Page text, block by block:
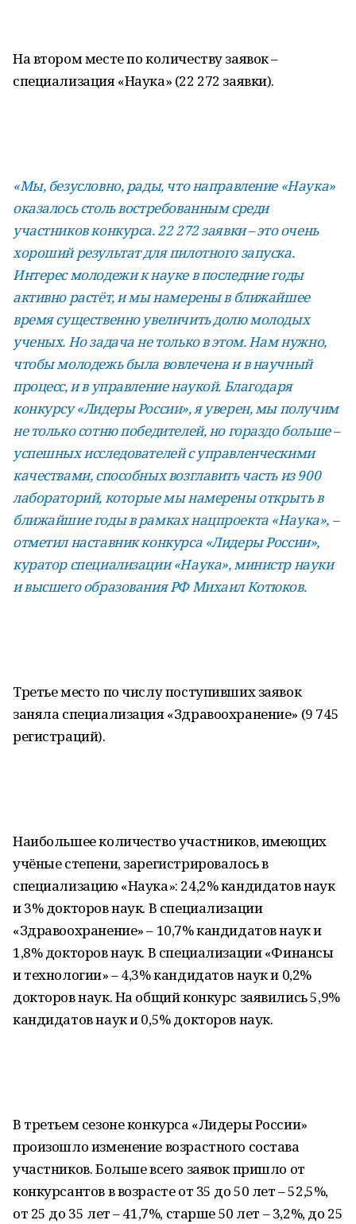
На втором месте по количеству заявок –
специализация «Наука» (22 272 заявки).
«Мы, безусловно, рады, что направление «Наука»
оказалось столь востребованным среди
участников конкурса. 22 272 заявки – это очень
хороший результат для пилотного запуска.
Интерес молодежи к науке в последние годы
активно растёт, и мы намерены в ближайшее
время существенно увеличить долю молодых
ученых. Но задача не только в этом. Нам нужно,
чтобы молодежь была вовлечена и в научный
процесс, и в управление наукой. Благодаря
конкурсу «Лидеры России», я уверен, мы получим
не только сотню победителей, но гораздо больше –
успешных исследователей с управленческими
качествами, способных возглавить часть из 900
лабораторий, которые мы намерены открыть в
ближайшие годы в рамках нацпроекта «Наука», –
отметил наставник конкурса «Лидеры России»,
куратор специализации «Наука», министр науки
и высшего образования РФ Михаил Котюков.
Третье место по числу поступивших заявок
заняла специализация «Здравоохранение» (9 745
регистраций).
Наибольшее количество участников, имеющих
учёные степени, зарегистрировалось в
специализацию «Наука»: 24,2% кандидатов наук
и 3% докторов наук. В специализации
«Здравоохранение» – 10,7% кандидатов наук и
1,8% докторов наук. В специализации «Финансы
и технологии» – 4,3% кандидатов наук и 0,2%
докторов наук. На общий конкурс заявились 5,9%
кандидатов наук и 0,5% докторов наук.
В третьем сезоне конкурса «Лидеры России»
произошло изменение возрастного состава
участников. Больше всего заявок пришло от
конкурсантов в возрасте от 35 до 50 лет – 52,5%,
от 25 до 35 лет – 41,7%, старше 50 лет – 3,2%, до 25